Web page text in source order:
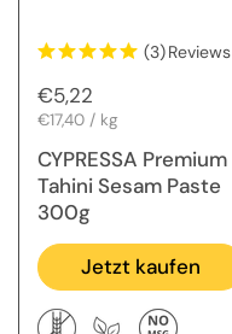
(3)Reviews
Regulärer Preis
€5,22
Stückpreis
€17,40 / kg
CYPRESSA Premium
Tahini Sesam Paste
300g
Jetzt kaufen